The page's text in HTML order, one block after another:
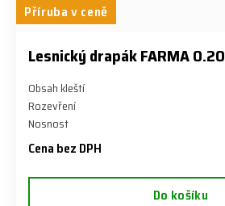
Příruba v ceně
Lesnický drapák FARMA 0.20
Obsah kleští
Rozevření
Nosnost
Cena bez DPH
Do košíku